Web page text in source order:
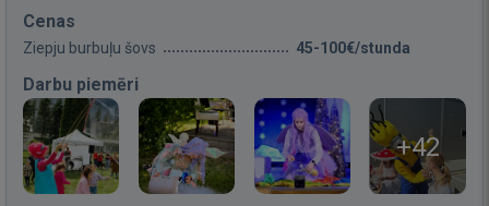
Cenas
Ziepju burbuļu šovs 45-100€/stunda
Darbu piemēri
+42